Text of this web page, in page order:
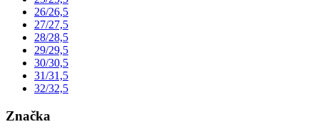
26/26,5
27/27,5
28/28,5
29/29,5
30/30,5
31/31,5
32/32,5
Značka